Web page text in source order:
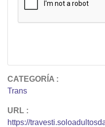
CATEGORÍA :
Trans
URL :
https://